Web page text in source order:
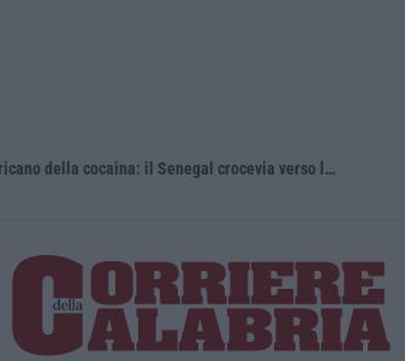
’Ndrangheta, cellule calabresi nel nuovo hub africano della cocaina: il Senegal crocevia verso l’Europa